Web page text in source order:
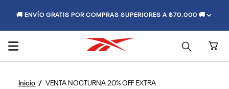
🚚 ENVÍO GRATIS POR COMPRAS SUPERIORES A $70.000 🚚
VENTA NOCTURNA 20% OFF EXTRA